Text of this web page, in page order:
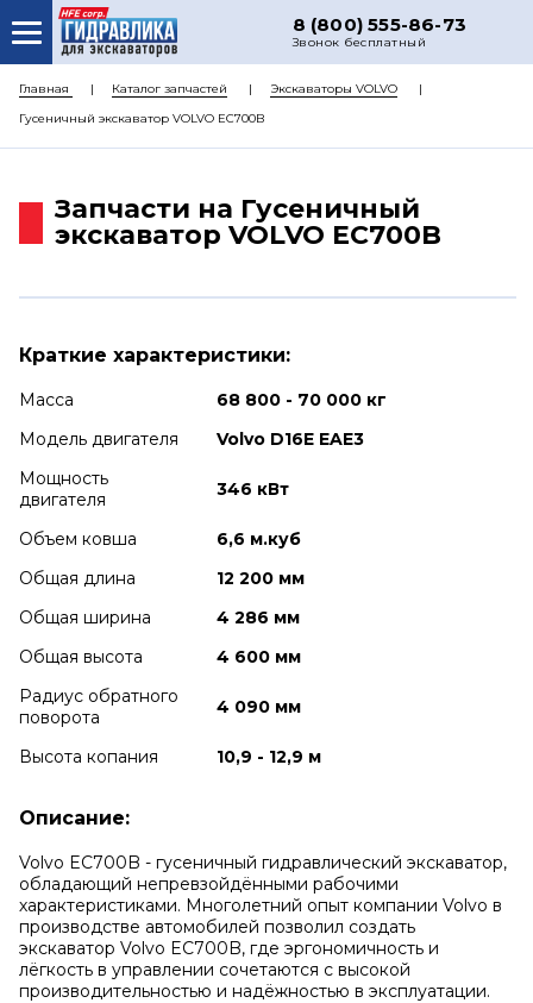
8 (800) 555-86-73
Звонок бесплатный
О НАС
КАТАЛОГ ЗАПЧАСТЕЙ
ДОСТАВКА
Главная Каталог запчастей
Экскаваторы VOLVO
Гусеничный экскаватор VOLVO EC700B
Запчасти на Гусеничный
экскаватор VOLVO EC700B
Краткие характеристики:
Масса
68 800 - 70 000 кг
Модель двигателя
Volvo D16E EAE3
Мощность
двигателя
346 кВт
Объем ковша
6,6 м.куб
Общая длина
12 200 мм
Общая ширина
4 286 мм
Общая высота
4 600 мм
Радиус обратного
поворота
4 090 мм
Высота копания 10,9 - 12,9 м
Описание:
Volvo EC700B - гусеничный гидравлический экскаватор,
обладающий непревзойдёнными рабочими
характеристиками. Многолетний опыт компании Volvo в
производстве автомобилей позволил создать
экскаватор Volvo EC700B, где эргономичность и
лёгкость в управлении сочетаются с высокой
производительностью и надёжностью в эксплуатации.